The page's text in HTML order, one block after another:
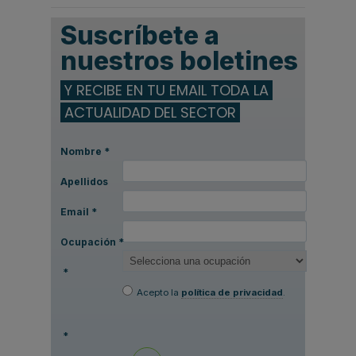
Suscríbete a
nuestros boletines
Y RECIBE EN TU EMAIL TODA LA
ACTUALIDAD DEL SECTOR
Nombre *
Apellidos
Email *
Ocupación *
*
Acepto la política de privacidad.
*